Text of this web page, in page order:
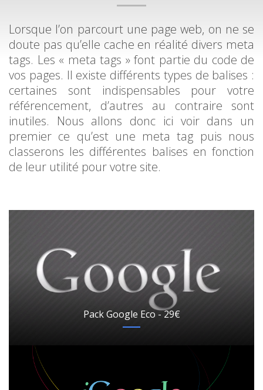
Lorsque l’on parcourt une page web, on ne se
doute pas qu’elle cache en réalité divers meta
tags. Les « meta tags » font partie du code de
vos pages. Il existe différents types de balises :
certaines sont indispensables pour votre
référencement, d’autres au contraire sont
inutiles. Nous allons donc ici voir dans un
premier ce qu’est une meta tag puis nous
classerons les différentes balises en fonction
de leur utilité pour votre site.
Pack Google Eco - 29€